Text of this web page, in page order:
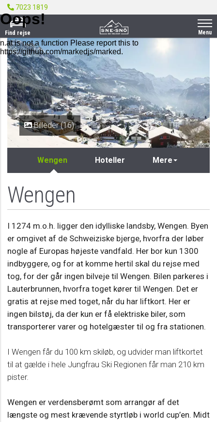
Billeder (16)
Wengen Hoteller Mere
Wengen
I 1274 m.o.h. ligger den idylliske landsby, Wengen. Byen
er omgivet af de Schweiziske bjerge, hvorfra der løber
nogle af Europas højeste vandfald. Her bor kun 1300
indbyggere, og for at komme hertil skal du rejse med
tog, for der går ingen bilveje til Wengen. Bilen parkeres i
Lauterbrunnen, hvorfra toget kører til Wengen. Det er
gratis at rejse med toget, når du har liftkort. Her er
ingen bilstøj, da der kun er få elektriske biler, som
transporterer varer og hotelgæster til og fra stationen.
I Wengen får du 100 km skiløb, og udvider man liftkortet
til at gælde i hele Jungfrau Ski Regionen får man 210 km
pister.
Wengen er verdensberømt som arrangør af det
længste og mest krævende styrtløb i world cup’en. Midt
7023 1819
Menu
Find rejse